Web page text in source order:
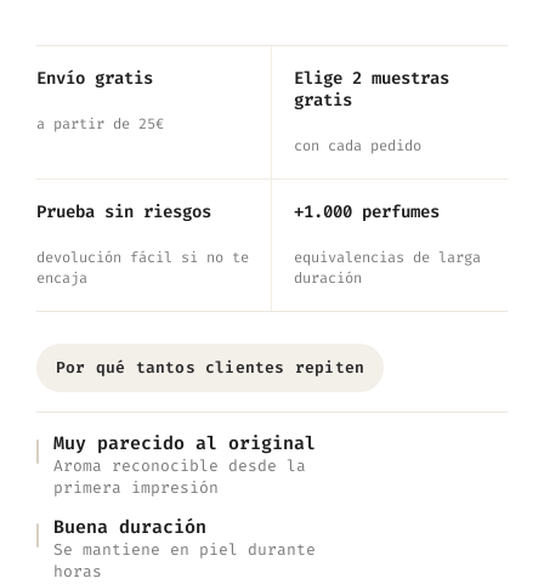
22,95€.
9,18€.
Envío gratis
a partir de 25€
Elige 2 muestras
gratis
con cada pedido
Prueba sin riesgos
devolución fácil si no te
encaja
+1.000 perfumes
equivalencias de larga
duración
Por qué tantos clientes repiten
Muy parecido al original
Aroma reconocible desde la
primera impresión
Buena duración
Se mantiene en piel durante
horas